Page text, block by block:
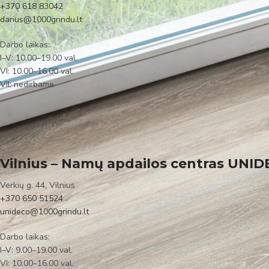
+370 618 83042
darius@1000grindu.lt
Darbo laikas:
I–V: 10.00–19.00 val.
VI: 10.00–16.00 val.
VII: nedirbame
Vilnius – Namų apdailos centras
Verkių g. 44, Vilnius
+370 650 51524
unideco@1000grindu.lt
Darbo laikas:
I–V: 9.00–19.00 val.
VI: 10.00–16.00 val.